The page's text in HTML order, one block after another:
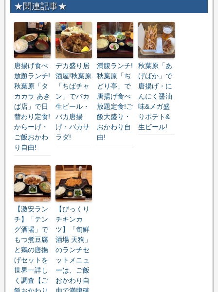
★関連記事★
唐揚げ食べ
放題ランチ!
秋葉原「タ
カカラ あき
ば店」で日
替わり定食!
からーげ・
ご飯おかわ
り自由!
デカ盛り居
酒屋!秋葉原
「ちばチャ
ン」でバカ
生ビール・
バカ唐揚
げ・バカサ
ラダ!
満腹ランチ!
秋葉原「ぢ
どり亭」で
唐揚げ食べ
放題定食!ご
飯大盛り・
おかわり自
由!
秋葉原「あ
げばか」で
唐揚げ・に
んにく醤油
味&メガ盛
りポテト&
生ビール!
【激安ラン
チ】「テン
グ酒場」で
もつ煮豆腐
と鶏の唐揚
げセットを
世界一詳し
く調査【ご
飯おかわり
【びっくり
チキンカ
ツ】「旬鮮
酒場 天狗」
のランチセ
ットメニュ
ーは、ご飯
おかわり自
由で満腹確